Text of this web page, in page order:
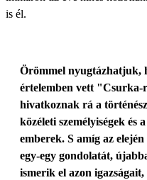
is él.
Örömmel nyugtázhatjuk,
értelemben vett "Csurka-
hivatkoz­nak rá a
közéleti személyiségek és
emberek. S amíg az
egy-egy gondolatát,
ismerik el azon